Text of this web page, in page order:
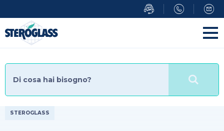
al
contenuto
principale
STEROGLASS